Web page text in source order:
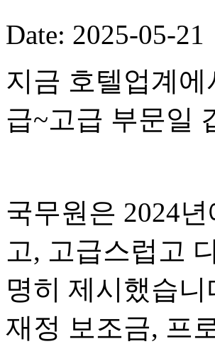
Date: 2025-05-21
지금 호텔업계
급~고급 부문일
국무원은 2024
고, 고급스럽고
명히 제시했습
재정 보조금, 프